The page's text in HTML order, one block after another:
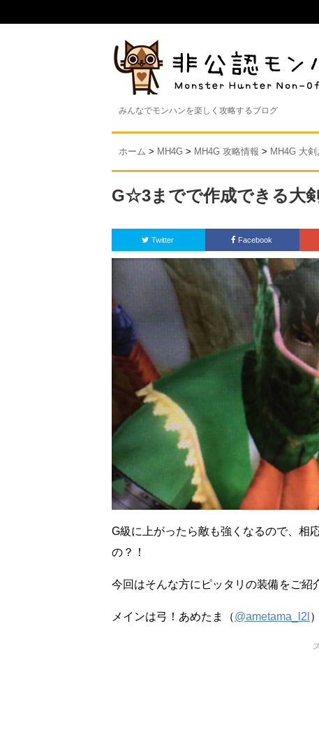
みんなでモンハンを楽しく攻略するブログ
ホーム > MH4G > MH4G 攻略情報 > MH4G 大
G☆3までで作成できる大
Twitter Facebook
G級に上がったら敵も強くなるので、相
の？！
今回はそんな方にピッタリの装備をご紹
メインは弓！あめたま（@ametama_l2l